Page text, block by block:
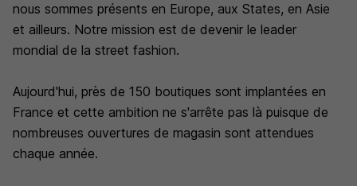
nous sommes présents en Europe, aux States, en Asie
et ailleurs. Notre mission est de devenir le leader
mondial de la street fashion.
Aujourd'hui, près de 150 boutiques sont implantées en
France et cette ambition ne s'arrête pas là puisque de
nombreuses ouvertures de magasin sont attendues
chaque année.